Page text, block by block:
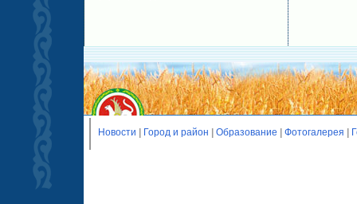
Новости Город и район Образование Фотогалерея